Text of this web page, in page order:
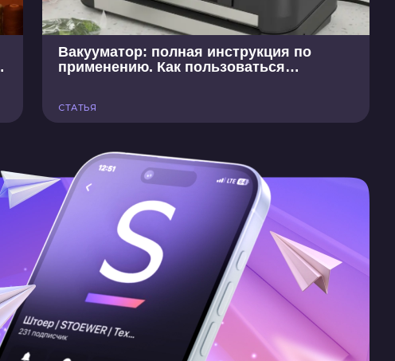
Вакууматор: полная инструкция по
применению. Как пользоваться
СТАТЬЯ